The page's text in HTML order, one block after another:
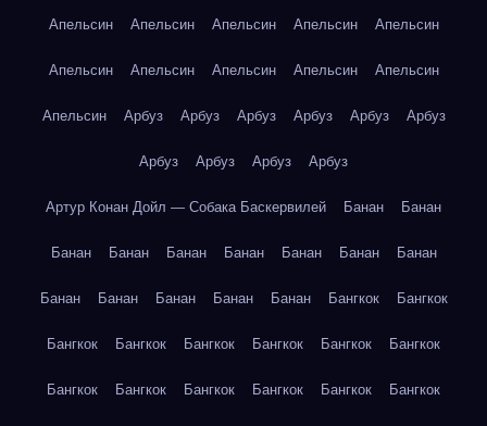
Апельсин Апельсин Апельсин Апельсин Апельсин
Апельсин Апельсин Апельсин Апельсин Апельсин
Апельсин Арбуз Арбуз Арбуз Арбуз Арбуз Арбуз
Арбуз Арбуз Арбуз Арбуз
Артур Конан Дойл — Собака Баскервилей Банан Банан
Банан Банан Банан Банан Банан Банан Банан
Банан Банан Банан Банан Банан Бангкок Бангкок
Бангкок Бангкок Бангкок Бангкок Бангкок Бангкок
Бангкок Бангкок Бангкок Бангкок Бангкок Бангкок